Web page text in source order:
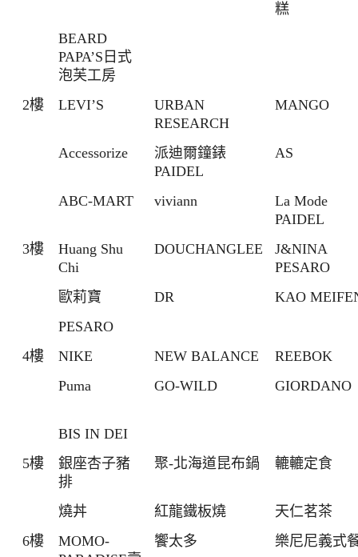
糕
BEARD
PAPA’S日式
泡芙工房
2樓
LEVI’S
URBAN
RESEARCH
MANGO
Accessorize
派迪爾鐘錶
PAIDEL
AS
ABC-MART viviann
La Mode
PAIDEL
3樓
Huang Shu
Chi
DOUCHANGLEE
J&NINA
PESARO
歐莉寶
DR
KAO
PESARO
4樓
NIKE NEW BALANCE
REEBOK
Puma
GO-WILD GIORDANO
BIS IN DEI
5樓
銀座杏子豬
排
聚-北海道昆布鍋 轆轆定食
燒丼 紅龍鐵板燒
天仁茗茶
6樓
MOMO-
饗太多 樂尼尼義式